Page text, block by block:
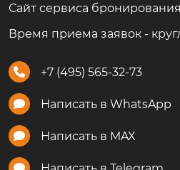
Сайт сервиса
Время приема заявок -
+7 (495) 565-32-73
Написать в WhatsApp
Написать в MAX